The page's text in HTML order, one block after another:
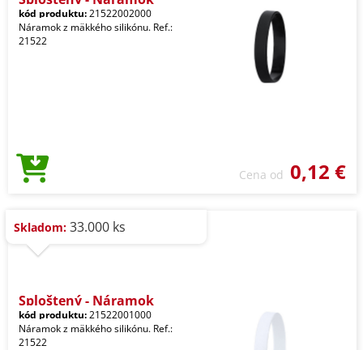
kód produktu:21522002000
Náramok z mäkkého silikónu. Ref.:
21522
Cena od 0,12 €
Skladom: 33.000 ks
Sploštený - Náramok
kód produktu:21522001000
Náramok z mäkkého silikónu. Ref.:
21522